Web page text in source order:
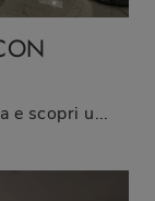
Cucine con isola Aster Cucine: entra e scopri un universo di stile e design! La cucina tradizionale Luxury Glam laccata con isola ti sta aspettando.